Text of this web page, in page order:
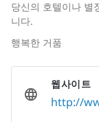
당신의 호텔이나 별
니다.
행복한 거품
웹사이트
http://